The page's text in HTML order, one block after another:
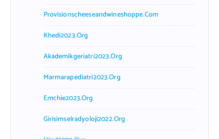
Provisionscheeseandwineshoppe.com
Khedi2023.org
Akademikgeriatri2023.org
Marmarapediatri2023.org
Emchie2023.org
Girisimselradyoloji2022.org